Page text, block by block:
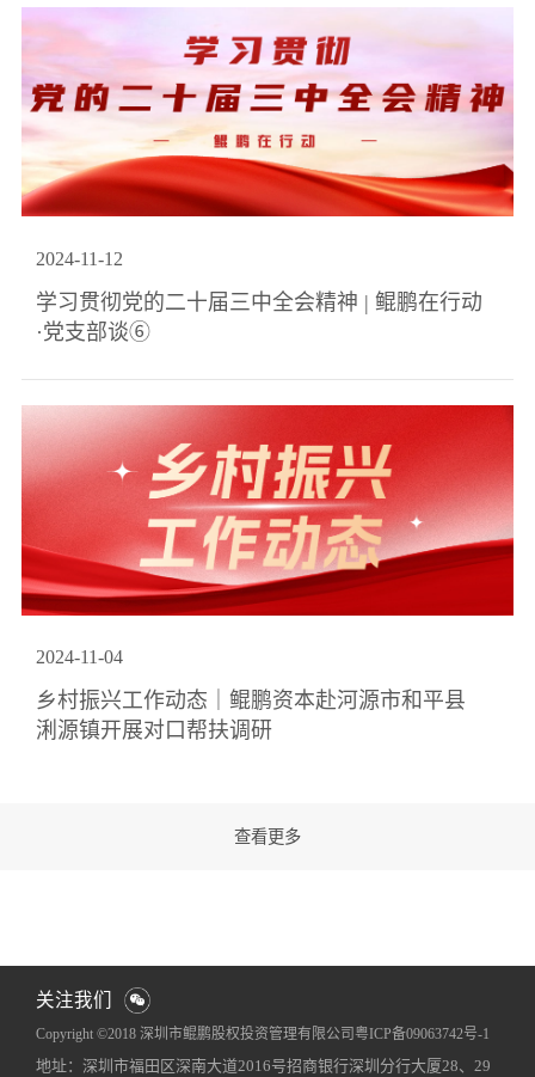
2024-11-12
学习贯彻党的二十届三中全会精神 | 鲲鹏在行动
·党支部谈⑥
2024-11-04
乡村振兴工作动态｜鲲鹏资本赴河源市和平县
浰源镇开展对口帮扶调研
关注我们
Copyright ©2018 深圳市鲲鹏股权投资管理有限公司 粤ICP备09063742号-1
网站地图犀牛云提供企业云服务
地址：深圳市福田区深南大道2016号招商银行深圳分行大厦28、29